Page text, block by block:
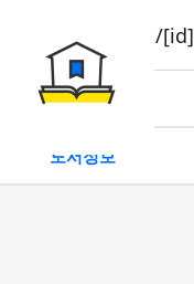
book/rent/[id]
대여
도서정보